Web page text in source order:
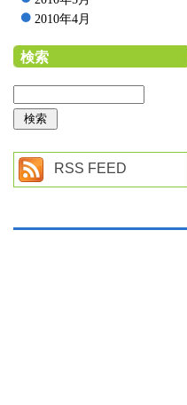
2010年4月
検索
RSS FEED